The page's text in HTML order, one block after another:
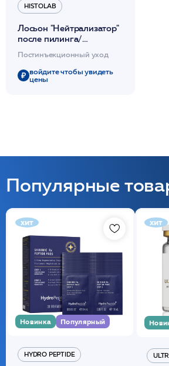
HISTOLAB
Лосьон "Нейтрализатор"
после пилинга/
Counteractive Bubble
Clear 150мл /HISTOLAB*
Постинъекционный уход
войдите чтобы увидеть
цены
Популярные
хит
Новинка Популярный
HYDRO PEPTIDE
хит